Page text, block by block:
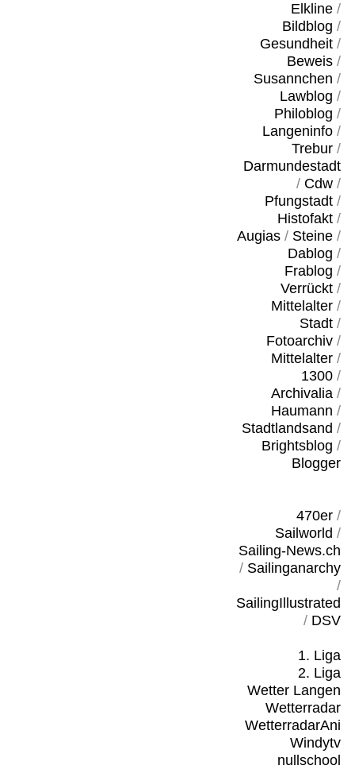
Elkline/
Bildblog /
Gesundheit/
Beweis/
Susannchen /
Lawblog /
Philoblog /
Langeninfo/
Trebur/
Darmundestadt
/ Cdw/
Pfungstadt/
Histofakt/
Augias/ Steine/
Dablog /
Frablog /
Verrückt/
Mittelalter/
Stadt/
Fotoarchiv/
Mittelalter/
1300/
Archivalia/
Haumann /
Stadtlandsand /
Brightsblog /
Blogger
470er/
Sailworld /
Sailing-News.ch
/ Sailinganarchy
/
SailingIllustrated
/ DSV
1. Liga
2. Liga
Wetter Langen
Wetterradar
WetterradarAni
Windytv
nullschool